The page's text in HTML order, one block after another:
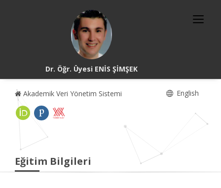
Dr. Öğr. Üyesi ENİS ŞİMŞEK
Akademik Veri Yönetim Sistemi English
Eğitim Bilgileri